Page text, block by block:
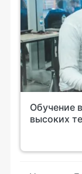
Обучение
высоких